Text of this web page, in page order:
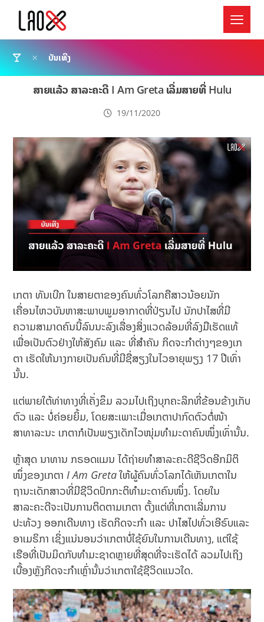
ບັນເທີງ
ສາຍແລ້ວ ສາລະຄະດີ I Am Greta ເລີ່ມສາຍທີ່ Hulu
19/11/2020
ເກຕາ ທັນເບີກ ໃນສາຍຕາຂອງຄົນທົ່ວໂລກຄືສາວນ້ອຍນັກ
ເຄື່ອນໄຫວບັນຫາສະພາບພູມອາກາດທີ່ປ່ຽນໄປ ນັກປາໄສທີ່ມີ
ຄວາມສາມາດຄົນນີ້ລົນນະລົງເລື່ອງສິ່ງແວດລ້ອມທີ່ລົງມືເຮັດແທ້
ເພື່ອເປັນຕົວຢ່າງໃຫ້ສັງຄົມ ແລະ ທີ່ສຳຄັນ ກິດຈະກຳຕ່າງໆຂອງເກ
ຕາ ເຮັດໃຫ້ນາງກາຍເປັນຄົນທີ່ມີຊື່ສຽງໃນໄວອາຍຸພຽງ 17 ປີເທົ່າ
ນັ້ນ.
ແຕ່ພາຍໃຕ້ທ່າທາງທີ່ເຄັ່ງຂຶມ ລວມໄປເຖິງບຸກຄະລິກທີ່ຂ້ອນຂ້າງເກັບ
ຕົວ ແລະ ບໍ່ຄ່ອຍຍິ້ມ, ໂດຍສະເພາະເມື່ອເກຕາປາກົດຕົວຕໍ່ໜ້າ
ສາທາລະນະ ເກຕາກໍເປັນພຽງເດັກໄວໜຸ່ມທຳມະດາຄົນໜຶ່ງເທົ່ານັ້ນ.
ຫຼ້າສຸດ ນາທານ ກຣອດແມນ ໄດ້ຖ່າຍທຳສາລະຄະດີຊີວິດອີກມິຕິ
ໜຶ່ງຂອງເກຕາI Am Gretaໃຫ້ຜູ້ຄົນທົ່ວໂລກໄດ້ເຫັນເກຕາໃນ
ຖານະເດັກສາວທີ່ມີຊີວິດປົກກະຕິທຳມະດາຄົນໜຶ່ງ. ໂດຍໃນ
ສາລະຄະດີຈະເປັນການຕິດຕາມເກຕາ ຕັ້ງແຕ່ທີ່ເກຕາເລີ່ມການ
ປະທ້ວງ ອອກເດີນທາງ ເຮັດກິດຈະກຳ ແລະ ປາໄສໄປທົ່ວເອີຣົບແລະ
ອາເມຣິກາ ເຊິ່ງແນ່ນອນວ່າເກຕາບໍ່ໃຊ້ຍົນໃນການເດີນທາງ, ແຕ່ໃຊ້
ເຮືອທີ່ເປັນມິດກັບທຳມະຊາດຫຼາຍທີ່ສຸດທີ່ຈະເຮັດໄດ້ ລວມໄປເຖິງ
ເບື້ອງຫຼັງກິດຈະກຳເຫຼົ່ານັ້ນວ່າເກຕາໃຊ້ຊີວິດແນວໃດ.